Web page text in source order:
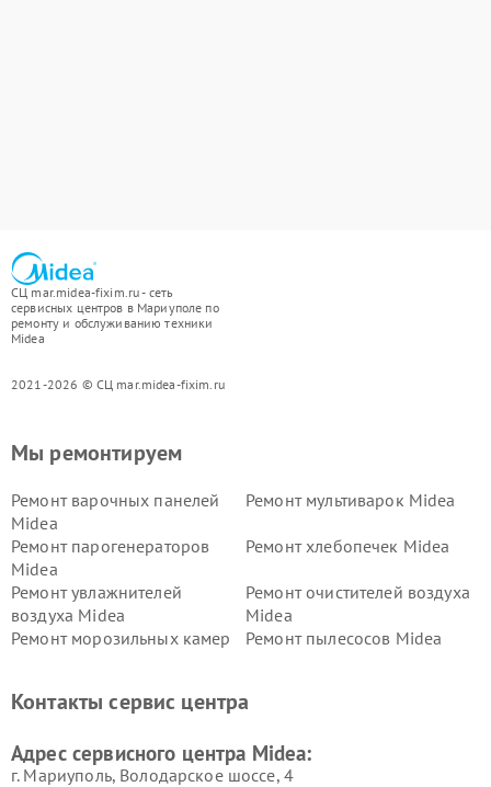
СЦ mar.midea-fixim.ru - сеть
сервисных центров в Мариуполе по
ремонту и обслуживанию техники
Midea
2021-2026 © СЦ mar.midea-fixim.ru
Мы ремонтируем
Ремонт варочных панелей
Midea
Ремонт мультиварок Midea
Ремонт парогенераторов
Midea
Ремонт хлебопечек Midea
Ремонт увлажнителей
воздуха Midea
Ремонт очистителей воздуха
Midea
Ремонт морозильных камер
Ремонт пылесосов Midea
пылесосов Midea
Midea
Контакты сервис центра
Адрес сервисного центра Midea:
г. Мариуполь, Володарское шоссе, 4